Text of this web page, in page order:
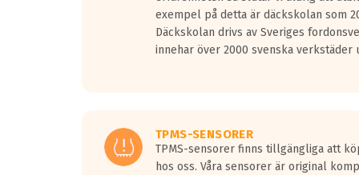
Vid körning i över 50km/h brukar
På däckmärkningen kommer det finnas en
medans de vita vågorna påvisar om det är ett tyst
Ett däck med tre svarta vågor uppnår de
exempel på detta är däckskolan som
Däckskolan drivs av Sveriges
innehar över 2000 svenska verkstäder
TPMS-SENSORER
TPMS-sensorer finns tillgängliga att
hos oss. Våra sensorer är original